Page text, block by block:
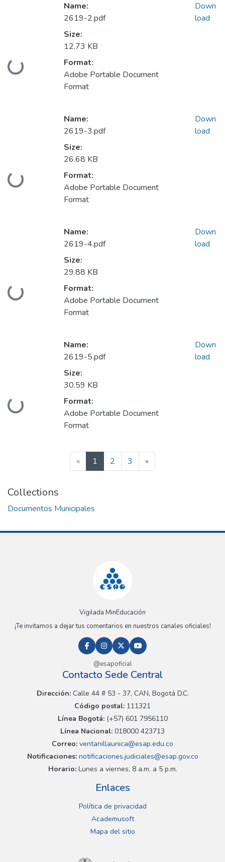
Loading...
Name:
2619-2.pdf
Size:
12.73 KB
Format:
Adobe Portable Document
Format
Down
load
Loading...
Name:
2619-3.pdf
Size:
26.68 KB
Format:
Adobe Portable Document
Format
Down
load
Loading...
Name:
2619-4.pdf
Size:
29.88 KB
Format:
Adobe Portable Document
Format
Down
load
Loading...
Name:
2619-5.pdf
Size:
30.59 KB
Format:
Adobe Portable Document
Format
Down
load
« 1 (current)
2 3 »
Collections
Documentos Municipales
Vigilada MinEducación
¡Te invitamos a dejar tus comentarios en nuestros canales oficiales!
@esapoficial
Contacto Sede Central
Dirección:Calle 44 # 53 - 37, CAN, Bogotá D.C.
Código postal: 111321
Línea Bogotá:(+57) 601 7956110
Línea Nacional: 018000 423713
Correo: ventanillaunica@esap.edu.co
Notificaciones:notificaciones.judiciales@esap.gov.co
Horario:Lunes a viernes, 8 a.m. a 5 p.m.
Enlaces
Política de privacidad
Academusoft
Mapa del sitio